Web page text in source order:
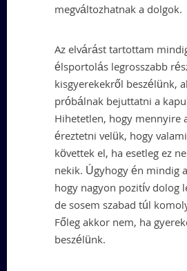
megváltozhatnak a dolgok.
Az elvárást tartottam
élsportolás legrosszabb
kisgyerekekről beszélünk,
próbálnak bejuttatni a
Hihetetlen, hogy mennyire
éreztetni velük, hogy
követtek el, ha esetleg ez
nekik. Úgyhogy én mindig
hogy nagyon pozitív dolog
de sosem szabad túl
Főleg akkor nem, ha
beszélünk.